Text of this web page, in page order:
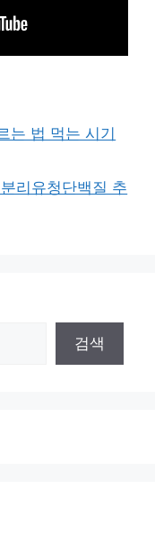
는 법 먹는 시기
리유청단백질 추
검색